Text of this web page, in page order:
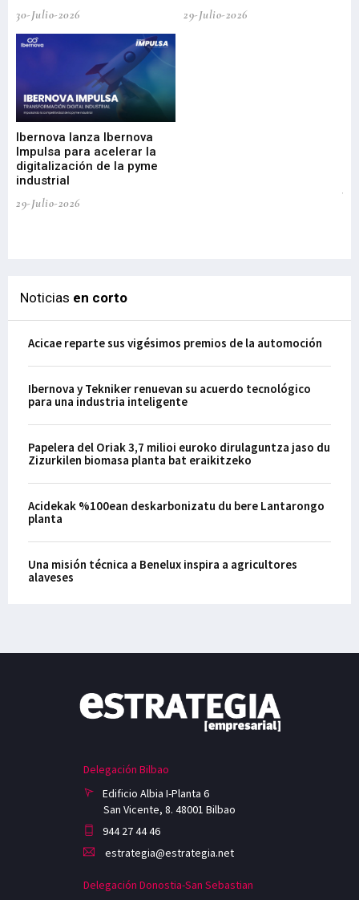
30-Julio-2026
29-Julio-2026
Ibernova lanza Ibernova
Impulsa para acelerar la
digitalización de la pyme
industrial
29-Julio-2026
Noticias en corto
Acicae reparte sus vigésimos premios de la automoción
Ibernova y Tekniker renuevan su acuerdo tecnológico
para una industria inteligente
Papelera del Oriak 3,7 milioi euroko dirulaguntza jaso du
Zizurkilen biomasa planta bat eraikitzeko
Acidekak %100ean deskarbonizatu du bere Lantarongo
planta
Una misión técnica a Benelux inspira a agricultores
alaveses
Delegación Bilbao
Edificio Albia I-Planta 6
San Vicente, 8. 48001 Bilbao
944 27 44 46
estrategia@estrategia.net
Delegación Donostia-San Sebastian